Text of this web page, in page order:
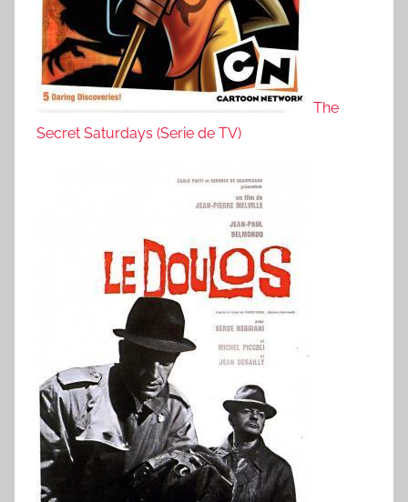
The
Secret Saturdays (Serie de TV)